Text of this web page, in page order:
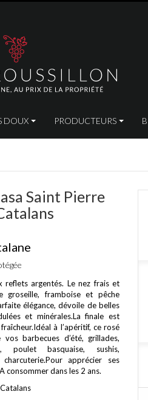
DOUX PRODUCTEURS
Saint Pierre
reflets argentés. Le nez frais et
framboise et pêche
élégance, dévoile de belles
et minérales.La finale est
à l’apéritif, ce rosé
barbecues d’été, grillades,
poulet basquaise, sushis,
apprécier ses
consommer dans les 2 ans.